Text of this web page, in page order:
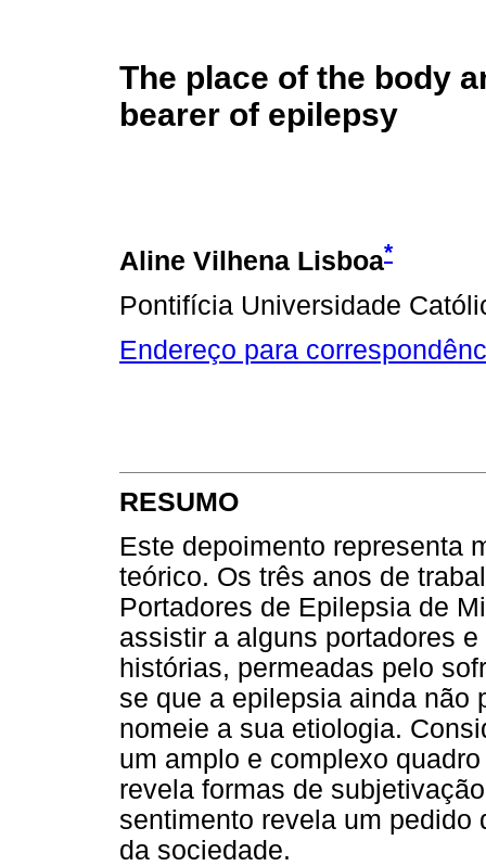
The place of the body
bearer of epilepsy
Aline Vilhena Lisboa*
Pontifícia Universidade
Endereço para
RESUMO
Este depoimento representa
teórico. Os três anos de
Portadores de Epilepsia de
assistir a alguns portadores
histórias, permeadas pelo
se que a epilepsia ainda não
nomeie a sua etiologia.
um amplo e complexo
revela formas de
sentimento revela um pedido
da sociedade.